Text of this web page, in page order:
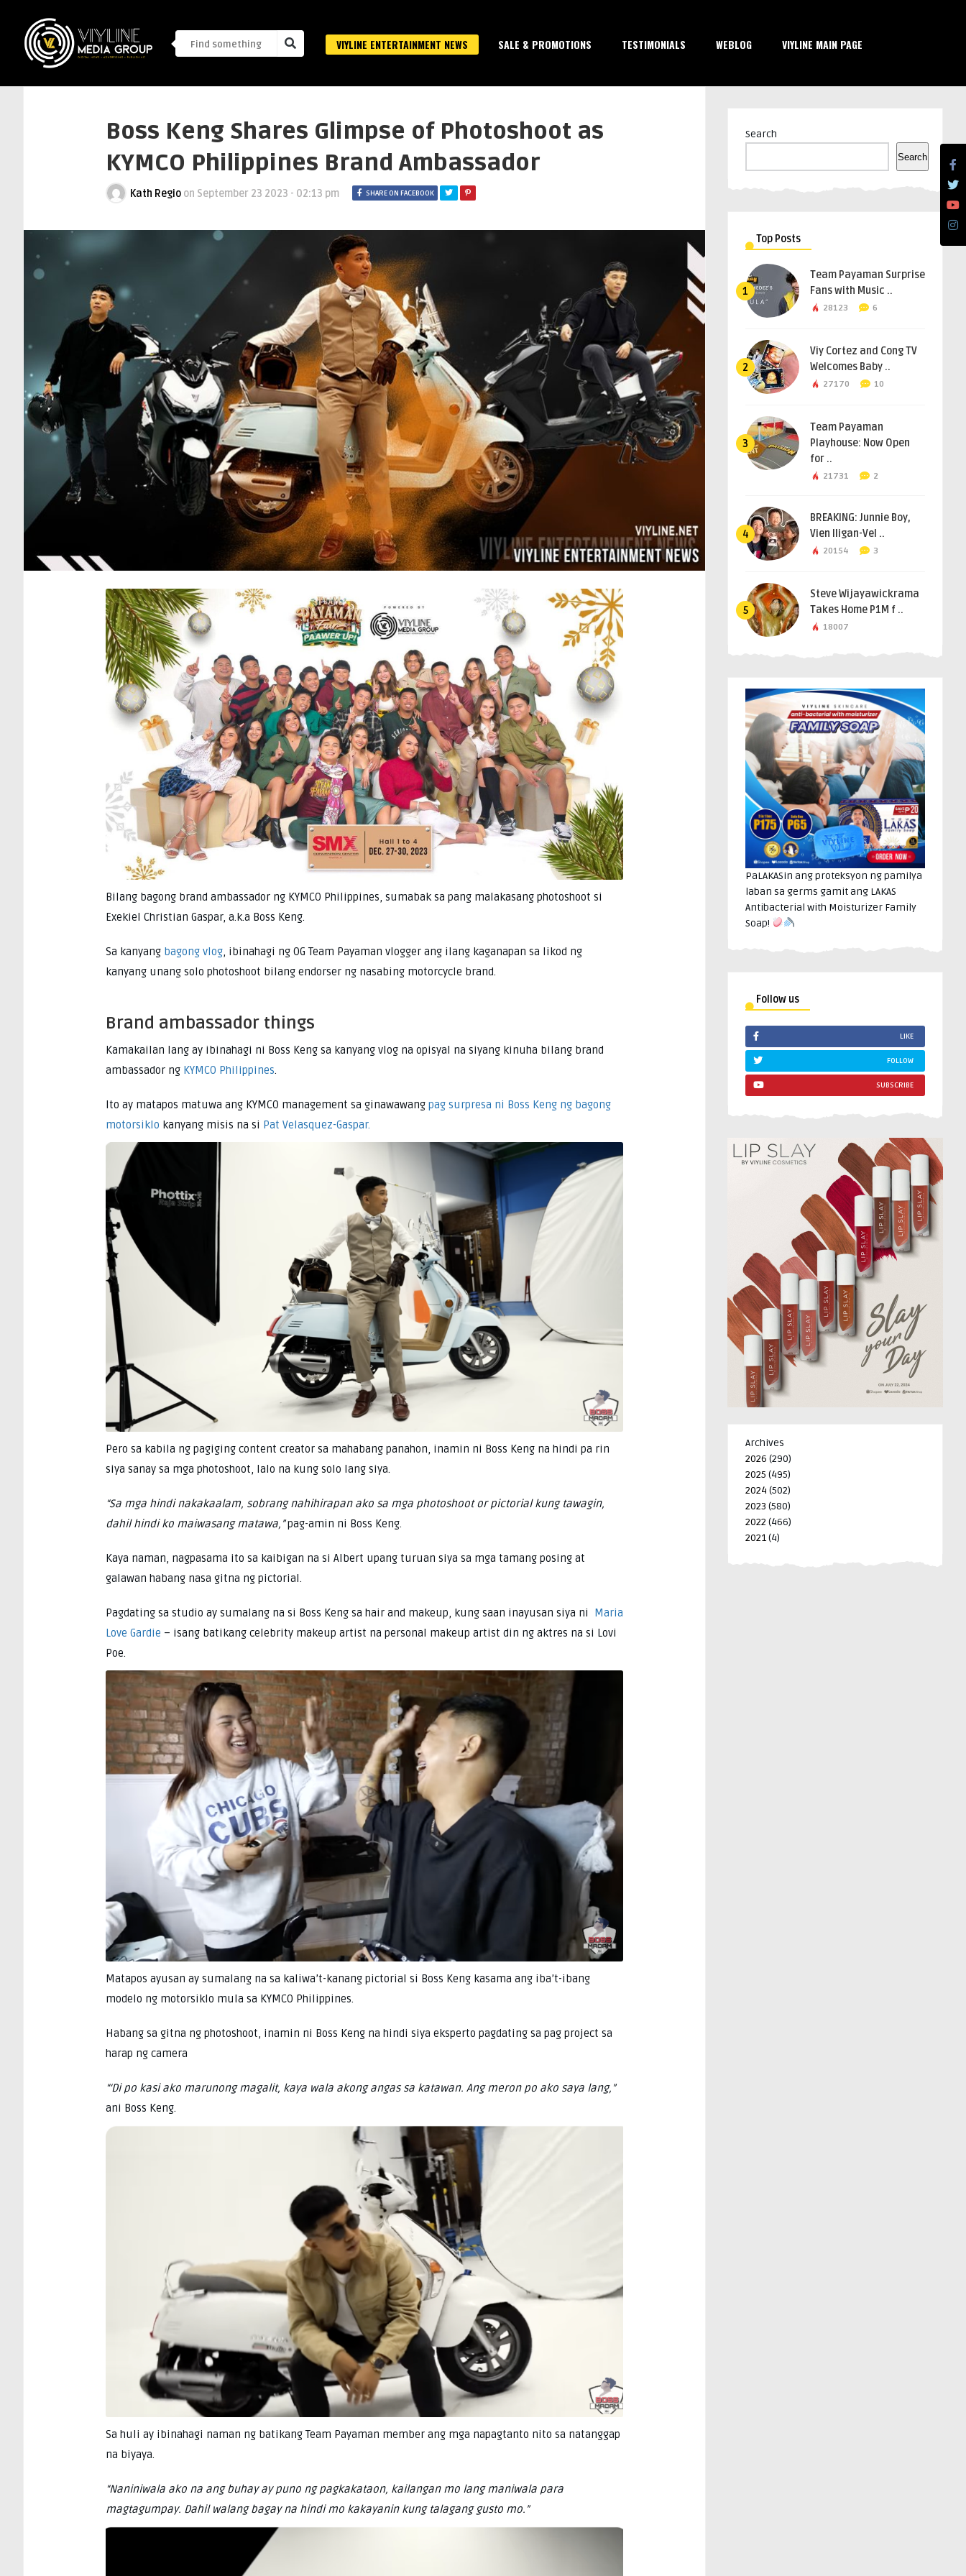
VIYLINE ENTERTAINMENT NEWS SALE & PROMOTIONS TESTIMONIALS WEBLOG VIYLINE MAIN PAGE
Boss Keng Shares Glimpse of Photoshoot as
KYMCO Philippines Brand Ambassador
Kath Regio on September 23 2023 - 02:13 pm SHARE ON FACEBOOK
Bilang bagong brand ambassador ng KYMCO Philippines, sumabak sa pang malakasang photoshoot si
Exekiel Christian Gaspar, a.k.a Boss Keng.
Sa kanyang bagong vlog, ibinahagi ng OG Team Payaman vlogger ang ilang kaganapan sa likod ng
kanyang unang solo photoshoot bilang endorser ng nasabing motorcycle brand.
Brand ambassador things
Kamakailan lang ay ibinahagi ni Boss Keng sa kanyang vlog na opisyal na siyang kinuha bilang brand
ambassador ng KYMCO Philippines.
Ito ay matapos matuwa ang KYMCO management sa ginawawang pag surpresa ni Boss Keng ng bagong
motorsiklo kanyang misis na si Pat Velasquez-Gaspar.
Pero sa kabila ng pagiging content creator sa mahabang panahon, inamin ni Boss Keng na hindi pa rin
siya sanay sa mga photoshoot, lalo na kung solo lang siya.
“Sa mga hindi nakakaalam, sobrang nahihirapan ako sa mga photoshoot or pictorial kung tawagin,
dahil hindi ko maiwasang matawa,”pag-amin ni Boss Keng.
Kaya naman, nagpasama ito sa kaibigan na si Albert upang turuan siya sa mga tamang posing at
galawan habang nasa gitna ng pictorial.
Pagdating sa studio ay sumalang na si Boss Keng sa hair and makeup, kung saan inayusan siya ni Maria
Love Gardie – isang batikang celebrity makeup artist na personal makeup artist din ng aktres na si Lovi
Poe.
Matapos ayusan ay sumalang na sa kaliwa’t-kanang pictorial si Boss Keng kasama ang iba’t-ibang
modelo ng motorsiklo mula sa KYMCO Philippines.
Habang sa gitna ng photoshoot, inamin ni Boss Keng na hindi siya eksperto pagdating sa pag project sa
harap ng camera
“‘Di po kasi ako marunong magalit, kaya wala akong angas sa katawan. Ang meron po ako saya lang,”
ani Boss Keng.
Sa huli ay ibinahagi naman ng batikang Team Payaman member ang mga napagtanto nito sa natanggap
na biyaya.
“Naniniwala ako na ang buhay ay puno ng pagkakataon, kailangan mo lang maniwala para
magtagumpay. Dahil walang bagay na hindi mo kakayanin kung talagang gusto mo.”
Search
Search
Top Posts
1
Team Payaman Surprise
Fans with Music ..
28123 6
2
Viy Cortez and Cong TV
Welcomes Baby ..
27170 10
3
Team Payaman
Playhouse: Now Open
for ..
21731 2
4
BREAKING: Junnie Boy,
Vien Iligan-Vel ..
20154 3
5
Steve Wijayawickrama
Takes Home P1M f ..
18007
PaLAKASin ang proteksyon ng pamilya
laban sa germs gamit ang LAKAS
Antibacterial with Moisturizer Family
Soap!
Follow us
LIKE
FOLLOW
SUBSCRIBE
Archives
2026 (290)
2025 (495)
2024 (502)
2023 (580)
2022 (466)
2021(4)